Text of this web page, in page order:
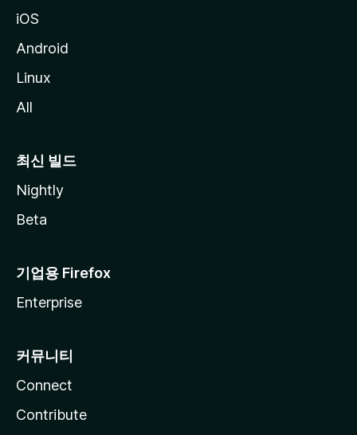
iOS
Android
Linux
All
최신 빌드
Nightly
Beta
기업용 Firefox
Enterprise
커뮤니티
Connect
Contribute